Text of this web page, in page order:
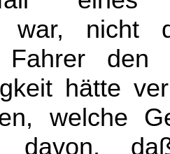
war, nicht
Fahrer
hätte
welche
davon,